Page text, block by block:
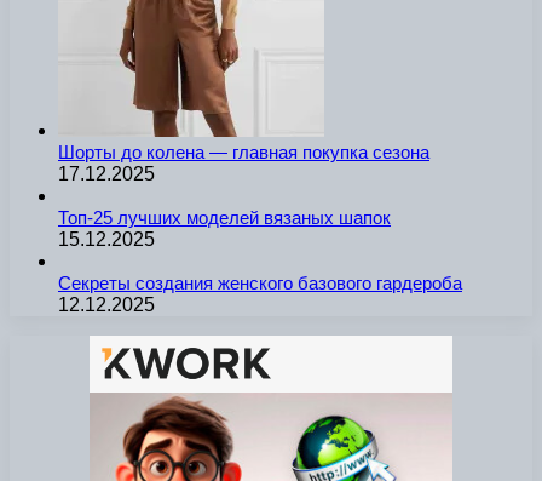
Шорты до колена — главная покупка сезона
17.12.2025
Топ-25 лучших моделей вязаных шапок
15.12.2025
Секреты создания женского базового гардероба
12.12.2025